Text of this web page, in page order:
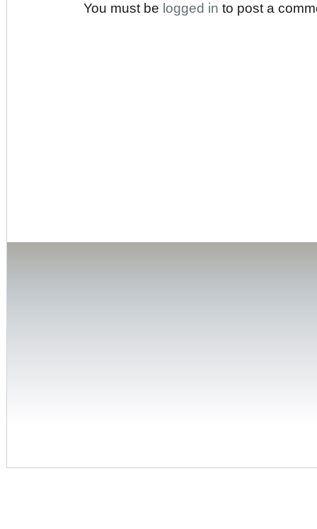
You must be logged in to post a